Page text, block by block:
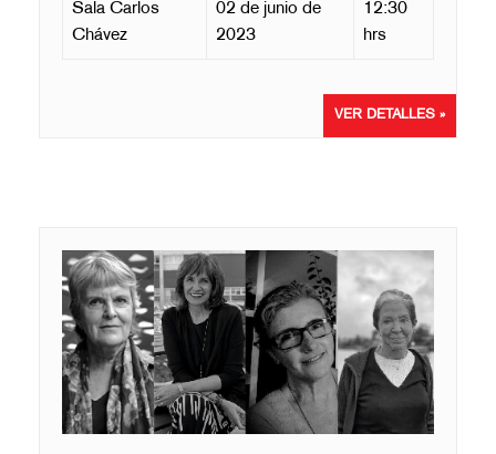
Sala Carlos
Chávez
02 de junio de
2023
12:30
hrs
VER DETALLES »